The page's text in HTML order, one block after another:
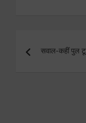
सवाल-कहीं पुल